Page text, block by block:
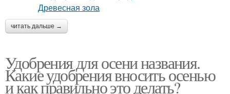
читать дальше →
Удобрения для осени названия.
Какие удобрения вносить осенью
и как правильно это делать?